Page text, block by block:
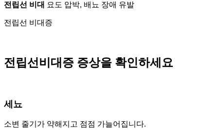
전립선 비대 요도 압박, 배뇨 장애 유발
전립선 비대증
전립선비대증 증상을 확인하세요
세뇨
소변 줄기가 약해지고 점점 가늘어집니다.